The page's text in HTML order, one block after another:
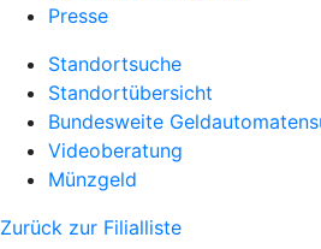
Presse
Standortsuche
Standortübersicht
Bundesweite
Videoberatung
Münzgeld
Zurück zur Filialliste